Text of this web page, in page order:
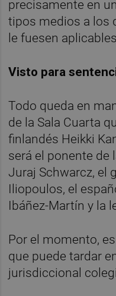
precisamente en
tipos medios a los
le fuesen
Visto para
Todo queda en
de la Sala Cuarta
finlandés Heikki
será el ponente de
Juraj Schwarcz, el
Iliopoulos, el
Ibáñez-Martín y la
Por el momento,
que puede tardar
jurisdiccional